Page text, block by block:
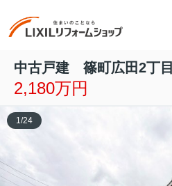
中古戸建 篠町広田2丁目
2,180万円
1 /24